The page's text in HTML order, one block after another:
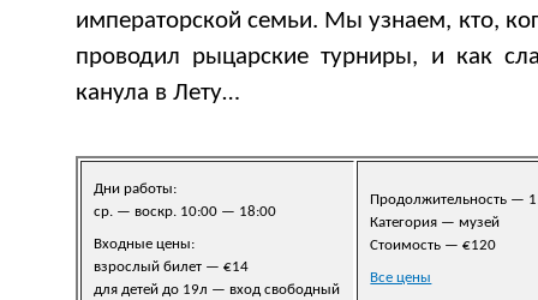
императорской семьи. Мы узнаем, кто,
проводил рыцарские турниры, и как
канула в Лету…
Дни работы:
ср. — воскр. 10:00 — 18:00
Входные цены:
взрослый билет — €14
для детей до 19л — вход свободный
Продолжительность —
Категория — музей
Стоимость — €120
Все цены